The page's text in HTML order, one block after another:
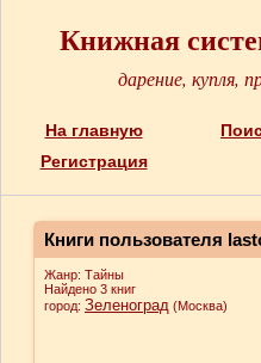
Книжная
дарение, купля,
На главную
Регистрация
Книги пользователя
Жанр: Тайны
Найдено 3 книг
город: Зеленоград (Москва)